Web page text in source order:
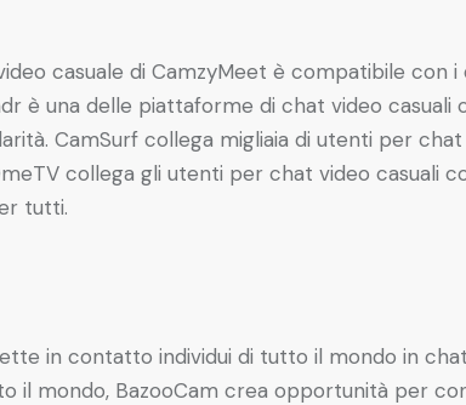
casuale di CamzyMeet è compatibile con i
è una delle piattaforme di chat video casuali
CamSurf collega migliaia di utenti per chat
collega gli utenti per chat video casuali
tutti.
in contatto individui di tutto il mondo in
il mondo, BazooCam crea opportunità per